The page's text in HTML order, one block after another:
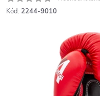
Kód: 2244-9010